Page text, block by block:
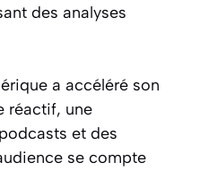
des analyses
a accéléré son
réactif, une
et des
se compte